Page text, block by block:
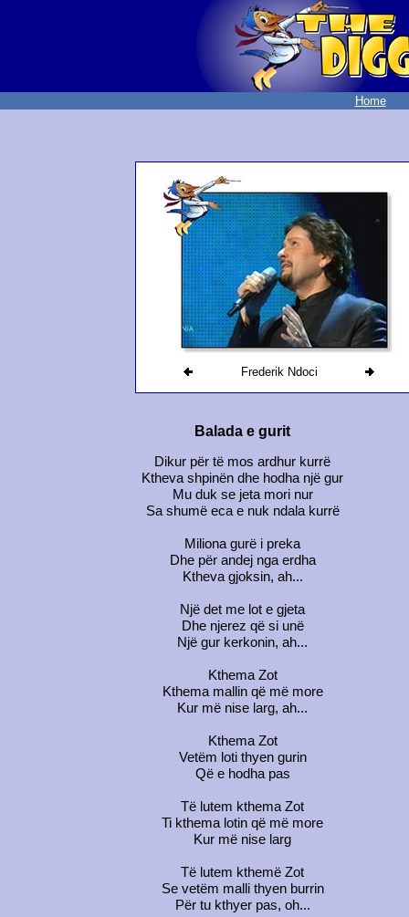
Home
Frederik Ndoci
Balada e gurit
Dikur për të mos ardhur kurrë
Ktheva shpinën dhe hodha një gur
Mu duk se jeta mori nur
Sa shumë eca e nuk ndala kurrë
Miliona gurë i preka
Dhe për andej nga erdha
Ktheva gjoksin, ah...
Një det me lot e gjeta
Dhe njerez që si unë
Një gur kerkonin, ah...
Kthema Zot
Kthema mallin që më more
Kur më nise larg, ah...
Kthema Zot
Vetëm loti thyen gurin
Që e hodha pas
Të lutem kthema Zot
Ti kthema lotin që më more
Kur më nise larg
Të lutem kthemë Zot
Se vetëm malli thyen burrin
Për tu kthyer pas, oh...